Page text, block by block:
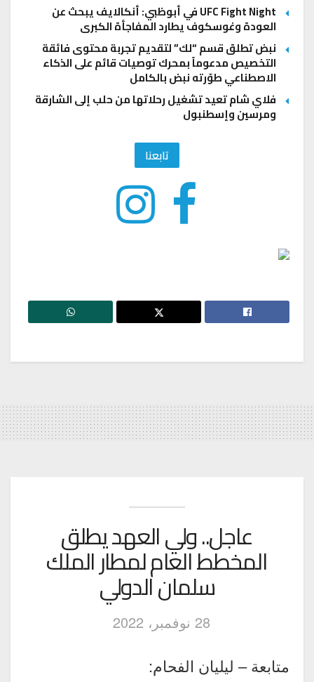
UFC Fight Night في أبوظبي: أنكالايف يبحث عن
العودة وغوسكوف يطارد المفاجأة الكبرى
نبض تطلق قسم “لك” لتقديم تجربة محتوى فائقة
التخصيص مدعوماً بمحرك توصيات قائم على الذكاء
الاصطناعي طوّرته نبض بالكامل
فلاي شام تعيد تشغيل رحلاتها من حلب إلى الشارقة
ومرسين وإسطنبول
تابعنا
عاجل.. ولي العهد يطلق
المخطط العام لمطار الملك
سلمان الدولي
28 نوفمبر، 2022
متابعة – ليليان الفحام: